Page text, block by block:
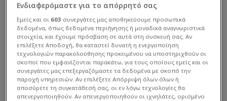
Ενδιαφερόμαστε για το απόρρητό σας
Εμείς και οι 603 συνεργάτες μας αποθηκεύουμε προσωπικά
δεδομένα, όπως δεδομένα περιήγησης ή μοναδικά αναγνωριστικά
στοιχεία, και έχουμε πρόσβαση σε αυτά στη συσκευή σας. Αν
επιλέξετε Αποδοχή, θα καταστεί δυνατή η ενεργοποίηση
τεχνολογιών παρακολούθησης προκειμένου να υποστηριχθούν οι
σκοποί που εμφανίζονται παρακάτω, για τους οποίους εμείς και οι
συνεργάτες μας επεξεργαζόμαστε τα δεδομένα με σκοπό την
παροχή υπηρεσιών. Αν επιλέξετε Απόρριψη όλων όλων ή
αποσύρετε τη συγκατάθεσή σας, οι εν λόγω τεχνολογίες θα
απενεργοποιηθούν. Αν απενεργοποιηθούν οι ιχνηλάτες, ορισμένο